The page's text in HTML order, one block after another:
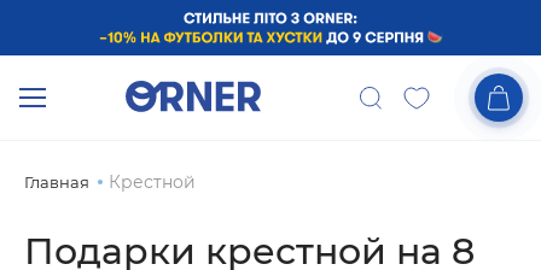
Главная Крестной
Подарки крестной на 8